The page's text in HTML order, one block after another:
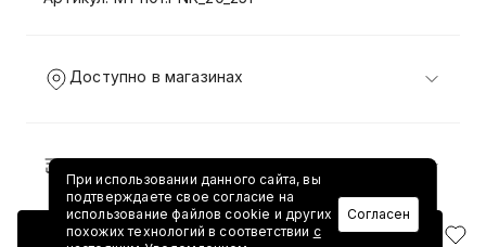
Добавить в корзину
Доступно в магазинах
Доставка и возврат
При использовании данного сайта, вы
подтверждаете свое согласие на
использование файлов cookie и других
похожих технологий в соответствии с
Согласен